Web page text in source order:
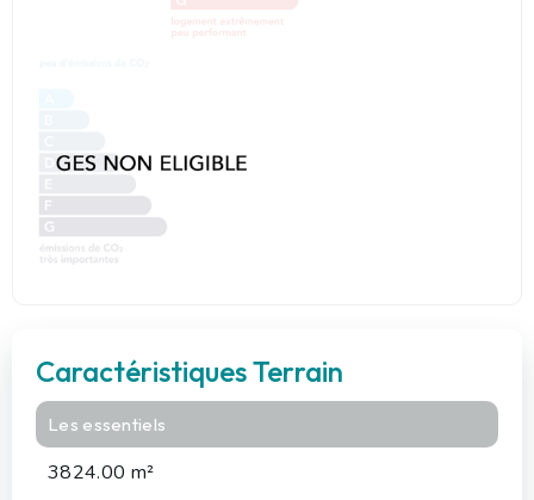
Caractéristiques Terrain
Les essentiels
3824.00 m²